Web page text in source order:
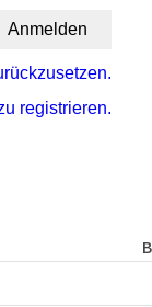
registrieren.